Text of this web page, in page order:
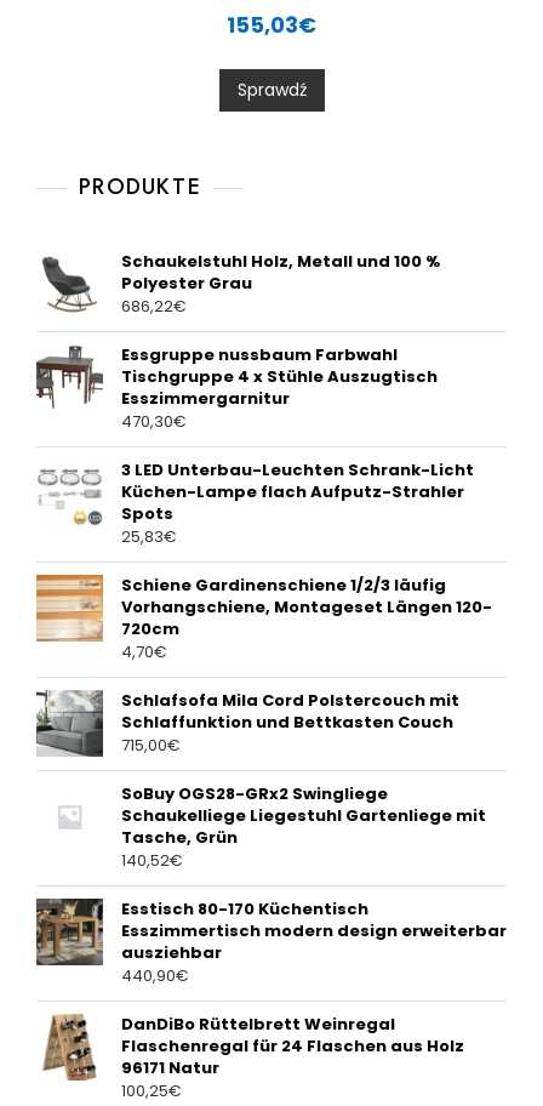
0
o
u
t
155,03€
Sprawdź
PRODUKTE
Schaukelstuhl Holz, Metall und 100 %
Polyester Grau
686,22€
Essgruppe nussbaum Farbwahl
Tischgruppe 4 x Stühle Auszugtisch
Esszimmergarnitur
470,30€
3 LED Unterbau-Leuchten Schrank-Licht
Küchen-Lampe flach Aufputz-Strahler
Spots
25,83€
Schiene Gardinenschiene 1/2/3 läufig
Vorhangschiene, Montageset Längen 120-
720cm
4,70€
Schlafsofa Mila Cord Polstercouch mit
Schlaffunktion und Bettkasten Couch
715,00€
SoBuy OGS28-GRx2 Swingliege
Schaukelliege Liegestuhl Gartenliege mit
Tasche, Grün
140,52€
Esstisch 80-170 Küchentisch
Esszimmertisch modern design erweiterbar
ausziehbar
440,90€
DanDiBo Rüttelbrett Weinregal
Flaschenregal für 24 Flaschen aus Holz
96171 Natur
100,25€